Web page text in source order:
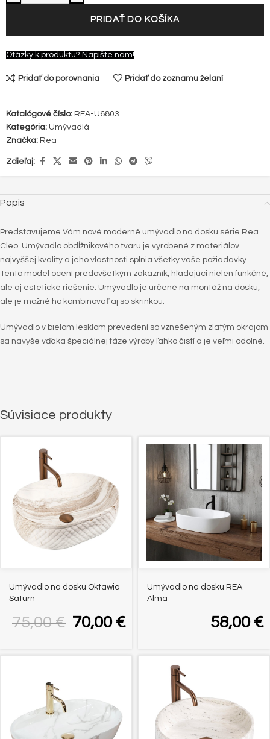
PRIDAŤ DO KOŠÍKA
Otázky k produktu? Napíšte nám!
Pridať do porovnania Pridať do zoznamu želaní
Katalógové číslo: REA-U6803
Kategória: Umývadlá
Značka: Rea
Zdieľaj:
Popis
Predstavujeme Vám nové moderné umývadlo na dosku série Rea
Cleo. Umývadlo obdĺžnikového tvaru je vyrobené z materiálov
najvyššej kvality a jeho vlastnosti splnia všetky vaše požiadavky.
Tento model ocení predovšetkým zákazník, hľadajúci nielen funkčné,
ale aj estetické riešenie. Umývadlo je určené na montáž na dosku,
ale je možné ho kombinovať aj so skrinkou.
Umývadlo v bielom lesklom prevedení so vznešeným zlatým okrajom
sa navyše vďaka špeciálnej fáze výroby ľahko čistí a je veľmi odolné.
Súvisiace produkty
Umývadlo na dosku Oktawia
Saturn
75,00€ 70,00€
Umývadlo na dosku REA
Alma
58,00€